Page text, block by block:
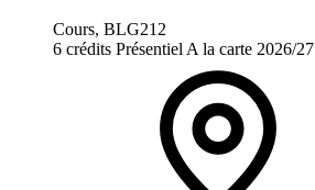
Cours, BLG212
6 crédits Présentiel A la carte 2026/27